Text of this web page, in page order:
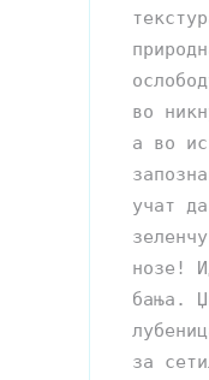
во
а во
учат
нозе!
бања.
за